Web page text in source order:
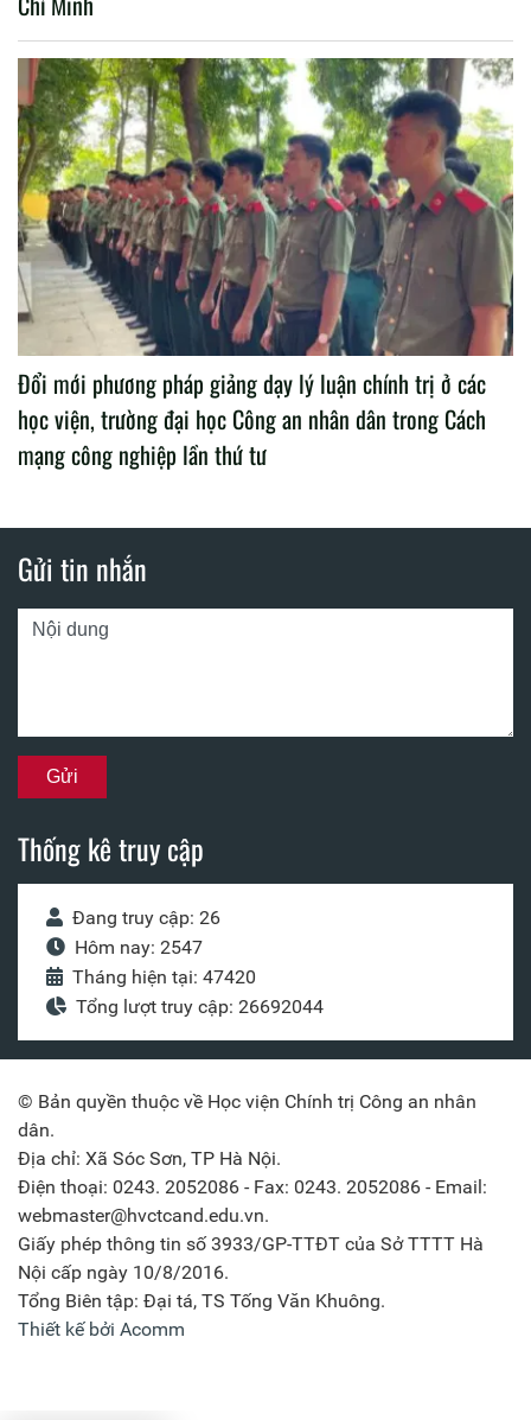
Đổi mới phương pháp giảng dạy lý luận chính trị ở các
học viện, trường đại học Công an nhân dân trong Cách
mạng công nghiệp lần thứ tư
Gửi tin nhắn
Thống kê truy cập
Đang truy cập: 26
Hôm nay: 2547
Tháng hiện tại: 47420
Tổng lượt truy cập: 26692044
© Bản quyền thuộc về Học viện Chính trị Công an nhân
dân.
Địa chỉ: Xã Sóc Sơn, TP Hà Nội.
Điện thoại: 0243. 2052086 - Fax: 0243. 2052086 - Email:
webmaster@hvctcand.edu.vn.
Giấy phép thông tin số 3933/GP-TTĐT của Sở TTTT Hà
Nội cấp ngày 10/8/2016.
Tổng Biên tập: Đại tá, TS Tống Văn Khuông.
Thiết kế bởi Acomm